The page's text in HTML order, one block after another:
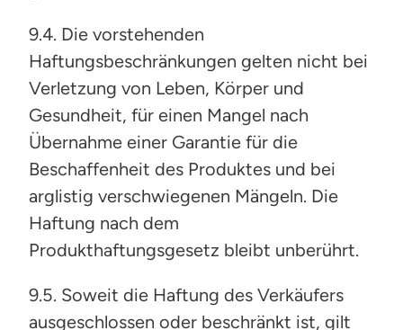
9.4. Die vorstehenden
Haftungsbeschränkungen gelten nicht bei
Verletzung von Leben, Körper und
Gesundheit, für einen Mangel nach
Übernahme einer Garantie für die
Beschaffenheit des Produktes und bei
arglistig verschwiegenen Mängeln. Die
Haftung nach dem
Produkthaftungsgesetz bleibt unberührt.
9.5. Soweit die Haftung des Verkäufers
ausgeschlossen oder beschränkt ist, gilt